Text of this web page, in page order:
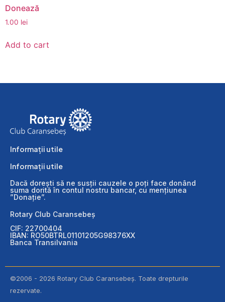
Donează
1.00 lei
Add to cart
Informații utile
Informații utile
Dacă dorești să ne susții cauzele o poți face donând
suma dorită în contul nostru bancar, cu mențiunea
”Donație”.
Rotary Club Caransebeș
CIF: 22700404
IBAN: RO50BTRL01101205G98376XX
Banca Transilvania
©2006 - 2026 Rotary Club Caransebeș. Toate drepturile
rezervate.